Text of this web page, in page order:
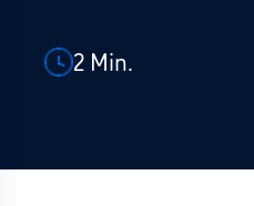
2 Min.